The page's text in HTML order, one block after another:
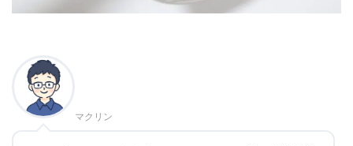
マクリン